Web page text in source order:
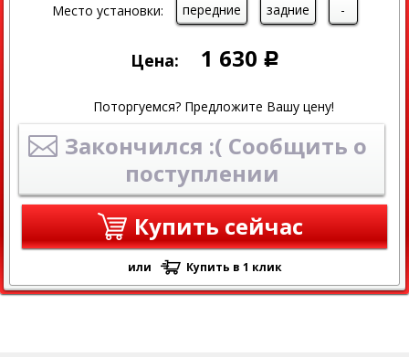
Место установки: передние задние -
Цена: 1 630 Р
Поторгуемся? Предложите Вашу цену!
Закончился :( Сообщить о
поступлении
Купить сейчас
или Купить в 1 клик